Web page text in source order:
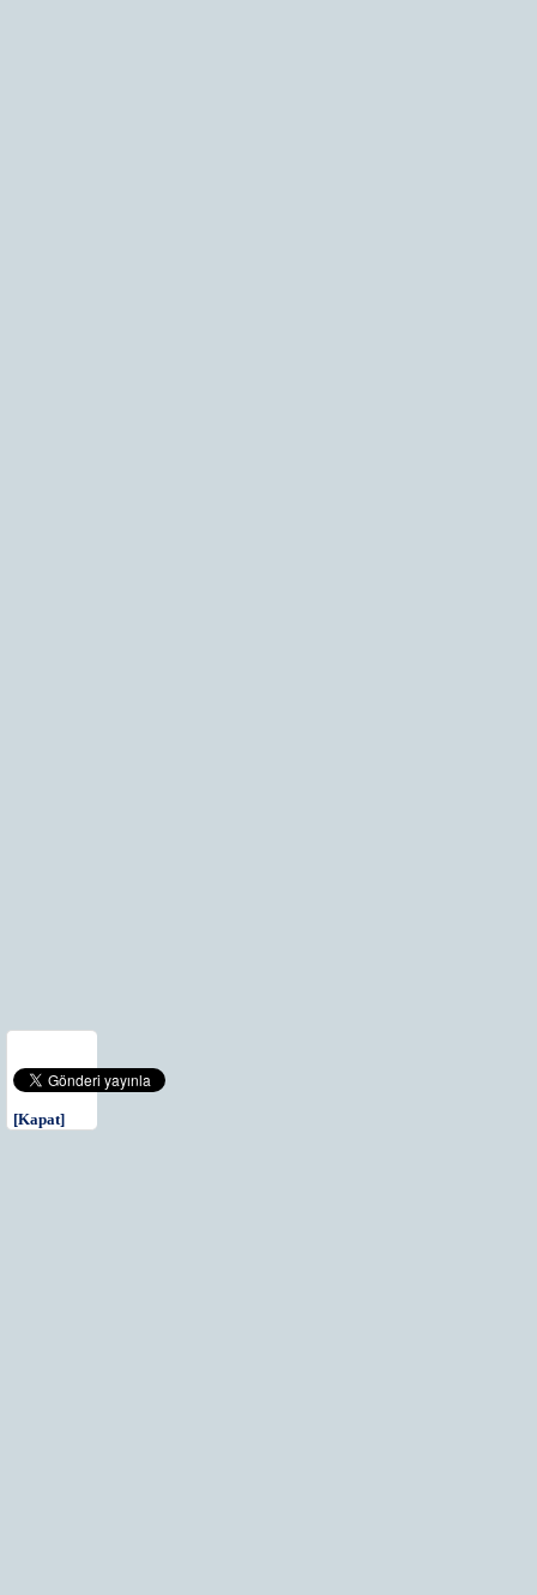
[Kapat]